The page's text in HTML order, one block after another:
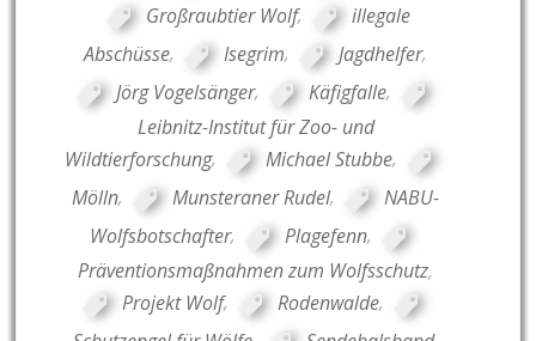
Großraubtier Wolf,
illegale
Abschüsse, Isegrim, Jagdhelfer,
Jörg Vogelsänger, Käfigfalle,
Leibnitz-Institut für Zoo- und
Wildtierforschung, Michael Stubbe,
Mölln, Munsteraner Rudel,
NABU-
Wolfsbotschafter, Plagefenn,
Präventionsmaßnahmen zum Wolfsschutz,
Projekt Wolf, Rodenwalde,